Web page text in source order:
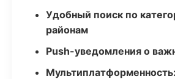
Удобный поиск по
районам
Push-уведомления о